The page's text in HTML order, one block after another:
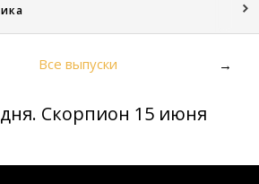
Все выпуски →
Скорпион 15 июня